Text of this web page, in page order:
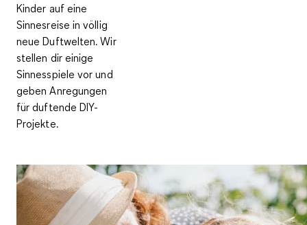
Kinder auf eine
Sinnesreise in völlig
neue Duftwelten. Wir
stellen dir einige
Sinnesspiele vor und
geben Anregungen
für duftende DIY-
Projekte.